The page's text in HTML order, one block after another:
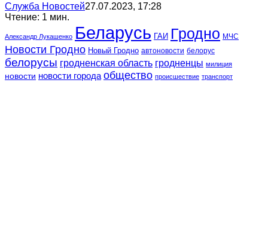
Служба Новостей27.07.2023, 17:28
Чтение: 1 мин.
Александр Лукашенко Беларусь ГАИ Гродно МЧС
Новости Гродно Новый Гродно автоновости белорус
белорусы гродненская область гродненцы милиция
новости новости города общество происшествие транспорт